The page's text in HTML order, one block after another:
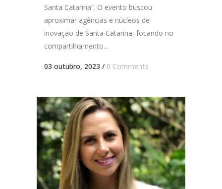
Santa Catarina”. O evento buscou
aproximar agências e núcleos de
inovação de Santa Catarina, focando no
compartilhamento...
03 outubro, 2023 / 0 Comments